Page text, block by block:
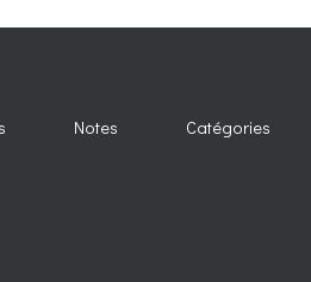
Notes Catégories